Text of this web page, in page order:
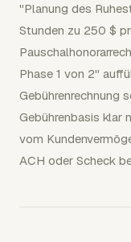
"Planung des
Stunden zu 250 $
Phase 1 von 2"
Gebührenrechnung
Gebührenbasis klar
vom
ACH oder Scheck